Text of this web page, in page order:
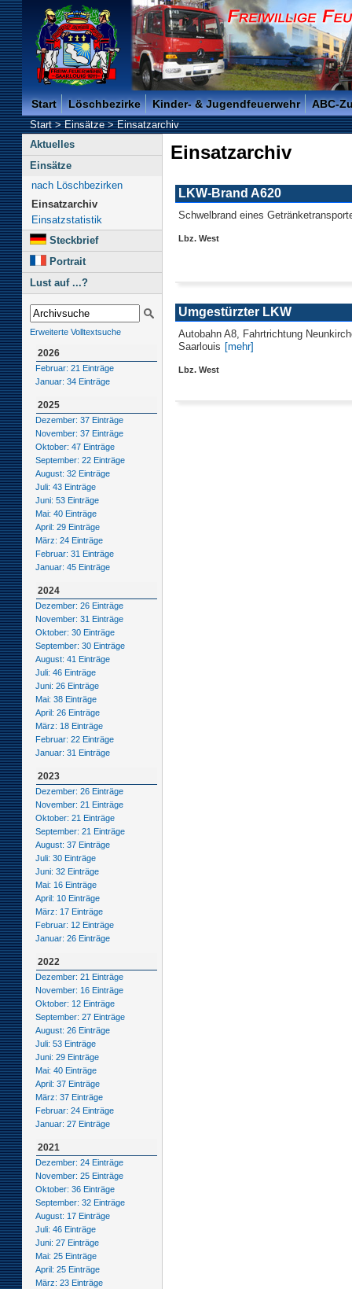
Freiwillige Feuerwehr der Kreisstadt Saarlouis -
Start Löschbezirke Kinder- & Jugendfeuerwehr ABC-
Start>Einsätze>Einsatzarchiv
Aktuelles
Einsätze
nach Löschbezirken
Einsatzarchiv
Einsatzstatistik
Steckbrief
Portrait
Lust auf ...?
Erweiterte Volltextsuche
2026
Februar: 21 Einträge
Januar: 34 Einträge
2025
Dezember: 37 Einträge
November: 37 Einträge
Oktober: 47 Einträge
September: 22 Einträge
August: 32 Einträge
Juli: 43 Einträge
Juni: 53 Einträge
Mai: 40 Einträge
April: 29 Einträge
März: 24 Einträge
Februar: 31 Einträge
Januar: 45 Einträge
2024
Dezember: 26 Einträge
November: 31 Einträge
Oktober: 30 Einträge
September: 30 Einträge
August: 41 Einträge
Juli: 46 Einträge
Juni: 26 Einträge
Mai: 38 Einträge
April: 26 Einträge
März: 18 Einträge
Februar: 22 Einträge
Januar: 31 Einträge
2023
Dezember: 26 Einträge
November: 21 Einträge
Oktober: 21 Einträge
September: 21 Einträge
August: 37 Einträge
Juli: 30 Einträge
Juni: 32 Einträge
Mai: 16 Einträge
April: 10 Einträge
März: 17 Einträge
Februar: 12 Einträge
Januar: 26 Einträge
2022
Dezember: 21 Einträge
November: 16 Einträge
Oktober: 12 Einträge
September: 27 Einträge
August: 26 Einträge
Juli: 53 Einträge
Juni: 29 Einträge
Mai: 40 Einträge
April: 37 Einträge
März: 37 Einträge
Februar: 24 Einträge
Januar: 27 Einträge
2021
Dezember: 24 Einträge
November: 25 Einträge
Oktober: 36 Einträge
September: 32 Einträge
August: 17 Einträge
Juli: 46 Einträge
Juni: 27 Einträge
Mai: 25 Einträge
April: 25 Einträge
März: 23 Einträge
Einsatzarchiv
LKW-Brand A620
Schwelbrand eines
Lbz. West
Umgestürzter LKW
Autobahn A8, Fahrtrichtung
Saarlouis [mehr]
Lbz. West